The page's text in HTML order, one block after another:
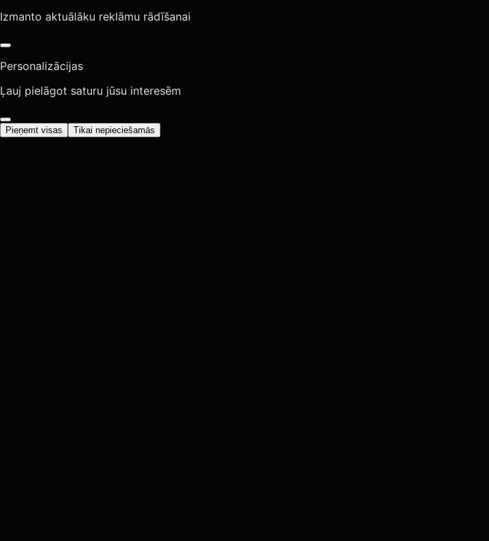
Izmanto aktuālāku reklāmu rādīšanai
Personalizācijas
Ļauj pielāgot saturu jūsu interesēm
Pieņemt visas Tikai nepieciešamās